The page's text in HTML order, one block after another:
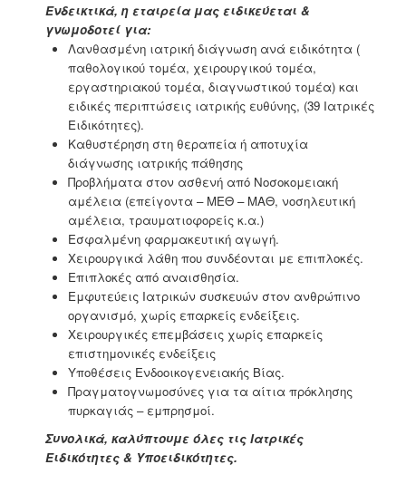
Ενδεικτικά, η εταιρεία μας ειδικεύεται &
γνωμοδοτεί για:
Λανθασμένη ιατρική διάγνωση ανά ειδικότητα (
παθολογικού τομέα, χειρουργικού τομέα,
εργαστηριακού τομέα, διαγνωστικού τομέα) και
ειδικές περιπτώσεις ιατρικής ευθύνης, (39 Ιατρικές
Ειδικότητες).
Καθυστέρηση στη θεραπεία ή αποτυχία
διάγνωσης ιατρικής πάθησης
Προβλήματα στον ασθενή από Νοσοκομειακή
αμέλεια (επείγοντα – ΜΕΘ – ΜΑΘ, νοσηλευτική
αμέλεια, τραυματιοφορείς κ.α.)
Εσφαλμένη φαρμακευτική αγωγή.
Χειρουργικά λάθη που συνδέονται με επιπλοκές.
Επιπλοκές από αναισθησία.
Εμφυτεύεις Ιατρικών συσκευών στον ανθρώπινο
οργανισμό, χωρίς επαρκείς ενδείξεις.
Χειρουργικές επεμβάσεις χωρίς επαρκείς
επιστημονικές ενδείξεις
Υποθέσεις Ενδοοικογενειακής Βίας.
Πραγματογνωμοσύνες για τα αίτια πρόκλησης
πυρκαγιάς – εμπρησμοί.
Συνολικά, καλύπτουμε όλες τις Ιατρικές
Ειδικότητες & Υποειδικότητες.